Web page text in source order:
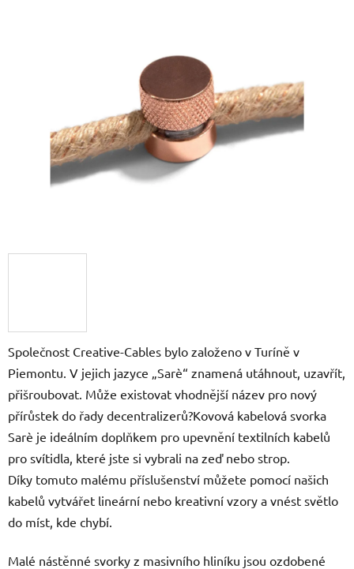
Společnost Creative-Cables bylo založeno v Turíně v
Piemontu. V jejich jazyce „Sarè“ znamená utáhnout, uzavřít,
přišroubovat. Může existovat vhodnější název pro nový
přírůstek do řady decentralizerů?Kovová kabelová svorka
Sarè je ideálním doplňkem pro upevnění textilních kabelů
pro svítidla, které jste si vybrali na zeď nebo strop.
Díky tomuto malému příslušenství můžete pomocí našich
kabelů vytvářet lineární nebo kreativní vzory a vnést světlo
do míst, kde chybí.
Malé nástěnné svorky z masivního hliníku jsou ozdobené